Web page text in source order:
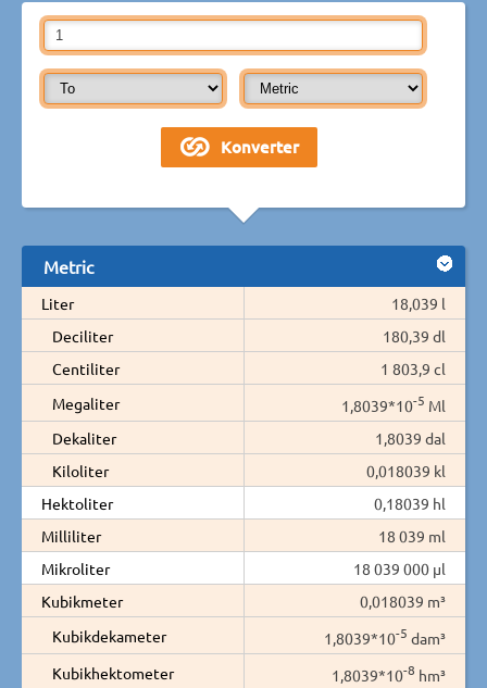
Metric
Liter
18,039 l
Deciliter
180,39 dl
Centiliter
1 803,9 cl
Megaliter
1,8039*10-5 Ml
Dekaliter
1,8039 dal
Kiloliter
0,018039 kl
Hektoliter
0,18039 hl
Milliliter
18 039 ml
Mikroliter
18 039 000 µl
Kubikmeter
0,018039 m³
Kubikdekameter
1,8039*10-5 dam³
Kubikhektometer
1,8039*10-8 hm³